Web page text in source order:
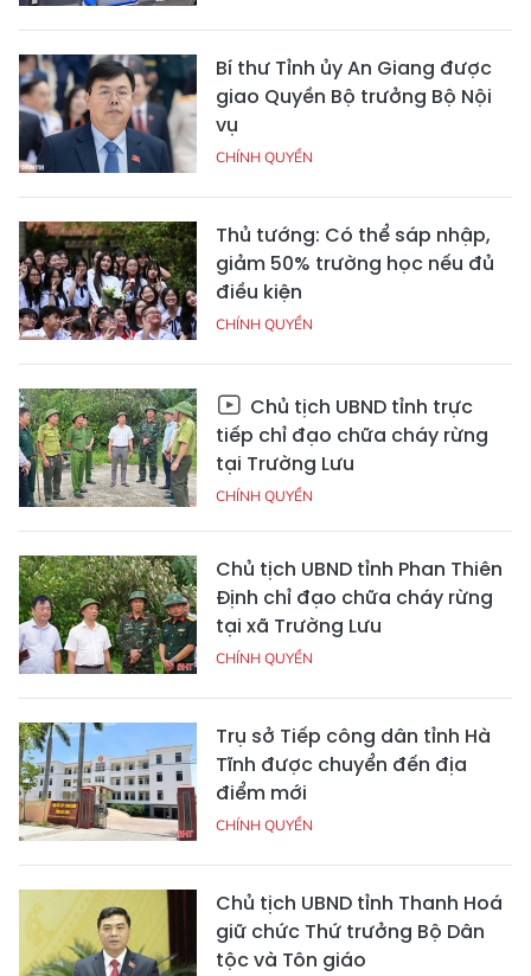
Bí thư Tỉnh ủy An Giang được
giao Quyền Bộ trưởng Bộ Nội
vụ
CHÍNH QUYỀN
Thủ tướng: Có thể sáp nhập,
giảm 50% trường học nếu đủ
điều kiện
CHÍNH QUYỀN
Chủ tịch UBND tỉnh trực
tiếp chỉ đạo chữa cháy rừng
tại Trường Lưu
CHÍNH QUYỀN
Chủ tịch UBND tỉnh Phan Thiên
Định chỉ đạo chữa cháy rừng
tại xã Trường Lưu
CHÍNH QUYỀN
Trụ sở Tiếp công dân tỉnh Hà
Tĩnh được chuyển đến địa
điểm mới
CHÍNH QUYỀN
Chủ tịch UBND tỉnh Thanh Hoá
giữ chức Thứ trưởng Bộ Dân
tộc và Tôn giáo